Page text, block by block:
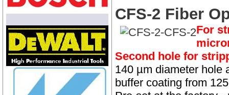
Dao cắt vòng vỏ cáp Miler
Xe đo chiều dài
Kích tăng cáp NGK (Balang
tăng cap)
Kẹp con cóc
Kích tăng cáp xích Akita
(Balang tăng cap)
CFS-2 Fiber
For
Second hole for
140 µm diameter hole
buffer coating from